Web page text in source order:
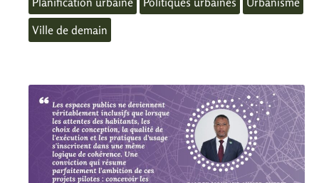
Ville de demain